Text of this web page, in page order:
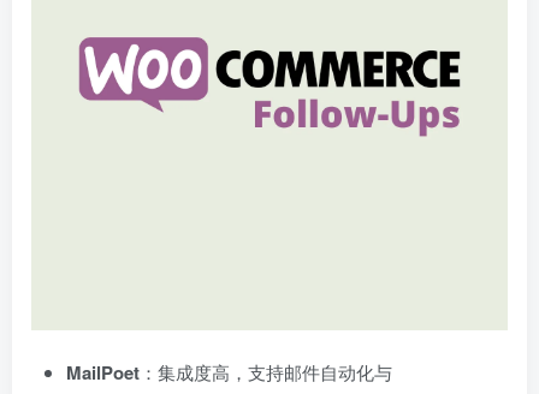
MailPoet ：集成度高，支持邮件自动化与